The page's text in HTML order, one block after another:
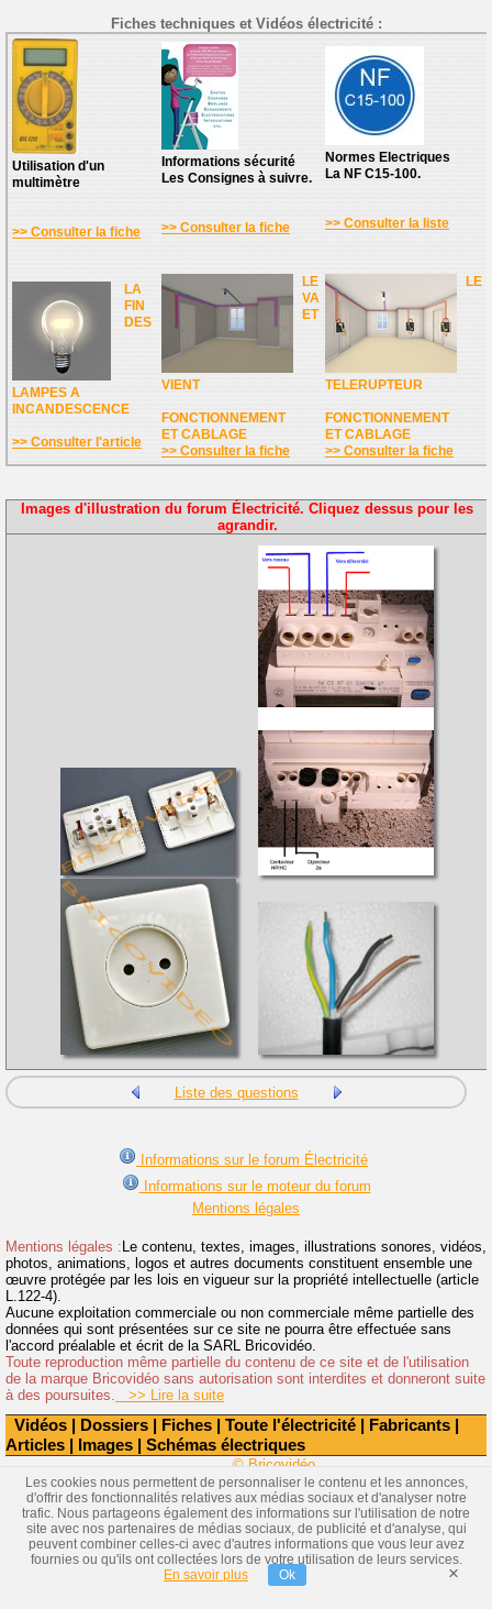
Vidéos | Dossiers | Fiches | Toute l'électricité | Fabricants |
Articles | Images | Schémas électriques
Fiches techniques et Vidéos électricité :
Utilisation d'un
multimètre
>> Consulter la fiche
Informations sécurité
Les Consignes à suivre.
>> Consulter la fiche
Normes Electriques
La NF C15-100.
>> Consulter la liste
LA
FIN
DES
LAMPES A
INCANDESCENCE
>> Consulter l'article
LE
VA
ET
VIENT
FONCTIONNEMENT
ET CABLAGE
>> Consulter la fiche
LE
TELERUPTEUR
FONCTIONNEMENT
ET CABLAGE
>> Consulter la fiche
Images d'illustration du forum Électricité. Cliquez dessus pour les
agrandir.
Liste des questions
Informations sur le forum Électricité
Informations sur le moteur du forum
Mentions légales
Mentions légales :Le contenu, textes, images, illustrations sonores, vidéos,
photos, animations, logos et autres documents constituent ensemble une
œuvre protégée par les lois en vigueur sur la propriété intellectuelle (article
L.122-4).
Aucune exploitation commerciale ou non commerciale même partielle des
données qui sont présentées sur ce site ne pourra être effectuée sans
l'accord préalable et écrit de la SARL Bricovidéo.
Toute reproduction même partielle du contenu de ce site et de l'utilisation
de la marque Bricovidéo sans autorisation sont interdites et donneront suite
à des poursuites.
>> Lire la suite
© Bricovidéo
Les cookies nous permettent de personnaliser le contenu et les annonces,
d'offrir des fonctionnalités relatives aux médias sociaux et d'analyser notre
trafic. Nous partageons également des informations sur l'utilisation de notre
site avec nos partenaires de médias sociaux, de publicité et d'analyse, qui
peuvent combiner celles-ci avec d'autres informations que vous leur avez
fournies ou qu'ils ont collectées lors de votre utilisation de leurs services.
En savoir plus
Ok ×